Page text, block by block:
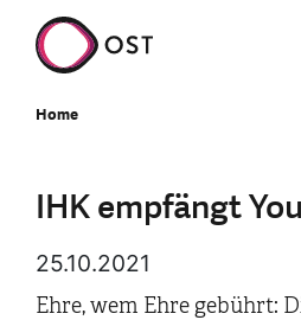
Home
IHK empfängt
25.10.2021
Ehre, wem Ehre gebührt: